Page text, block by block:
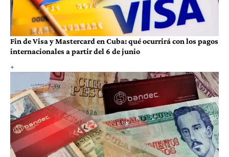
Fin de Visa y Mastercard en Cuba: qué ocurrirá con los pagos
internacionales a partir del 6 de junio